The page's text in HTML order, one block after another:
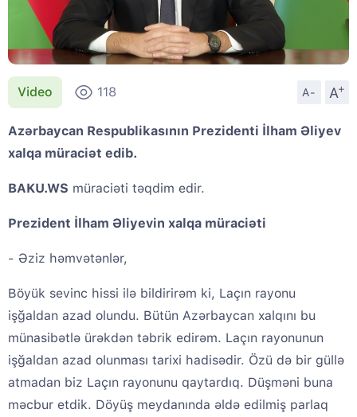
Video 118 A- A
+
Azərbaycan Respublikasının Prezidenti İlham Əliyev
xalqa müraciət edib.
BAKU.WS müraciəti təqdim edir.
Prezident İlham Əliyevin xalqa müraciəti
- Əziz həmvətənlər,
Böyük sevinc hissi ilə bildirirəm ki, Laçın rayonu
işğaldan azad olundu. Bütün Azərbaycan xalqını bu
münasibətlə ürəkdən təbrik edirəm. Laçın rayonunun
işğaldan azad olunması tarixi hadisədir. Özü də bir güllə
atmadan biz Laçın rayonunu qaytardıq. Düşməni buna
məcbur etdik. Döyüş meydanında əldə edilmiş parlaq